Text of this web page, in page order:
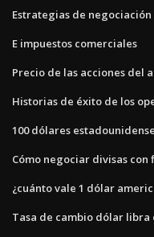
Estrategias de
E impuestos comerciales
Precio de las acciones del
Historias de éxito de los
100 dólares
Cómo negociar divisas con
¿cuánto vale 1 dólar
Tasa de cambio dólar libra